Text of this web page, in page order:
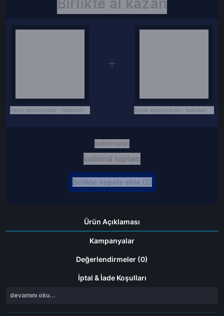
Seçili siparişlerde - İndirimli! Seçili siparişlerde - İndirimli!
İndirim tutarı
İndirimli toplam
Birlikte sepete ekle (2)
Ürün Açıklaması
Kampanyalar
Değerlendirmeler (0)
İptal & İade Koşulları
devamını oku...